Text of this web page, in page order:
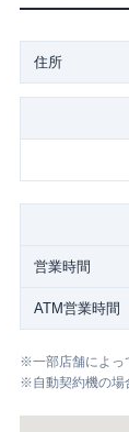
住所
営業時間
ATM営業時間
※一部店舗によっ
※自動契約機の場